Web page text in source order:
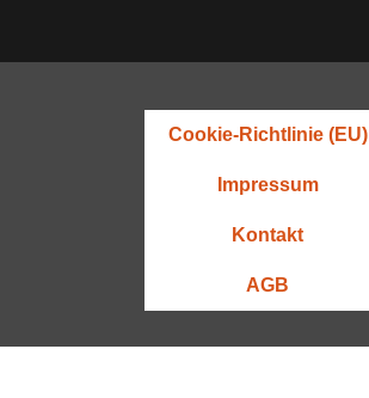
Cookie-Richtlinie (EU)
Impressum
Kontakt
AGB